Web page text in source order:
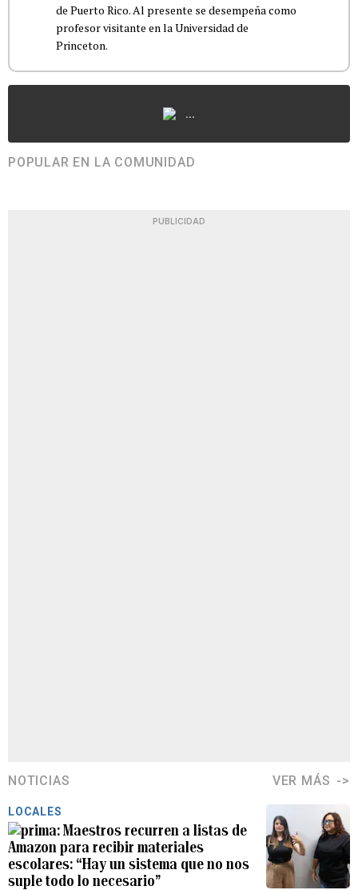
de Puerto Rico. Al presente se desempeña como
profesor visitante en la Universidad de
Princeton.
...
POPULAR EN LA COMUNIDAD
PUBLICIDAD
NOTICIAS VER MÁS
LOCALES
Maestros recurren a listas de
Amazon para recibir materiales
escolares: “Hay un sistema que no nos
suple todo lo necesario”